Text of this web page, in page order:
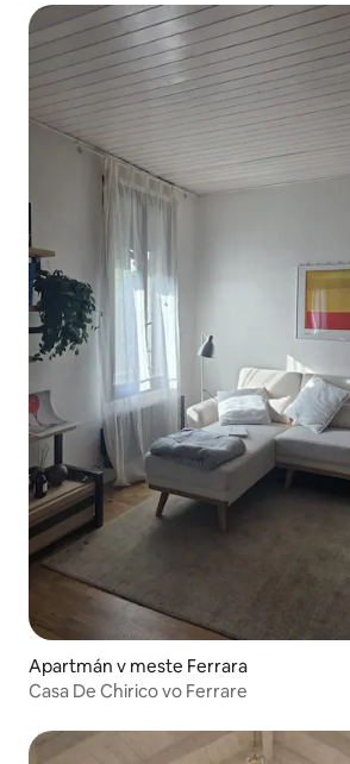
Apartmán v meste Ferrara
Casa De Chirico vo Ferrare